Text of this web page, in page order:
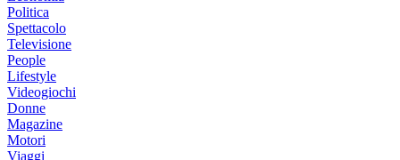
Politica
Spettacolo
Televisione
People
Lifestyle
Videogiochi
Donne
Magazine
Motori
Viaggi